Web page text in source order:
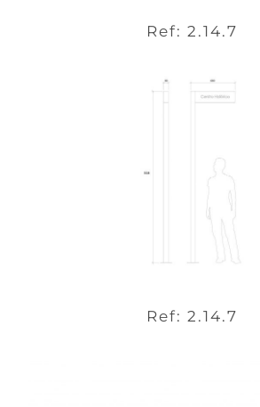
Ref: 2.14.7
Ref: 2.14.7